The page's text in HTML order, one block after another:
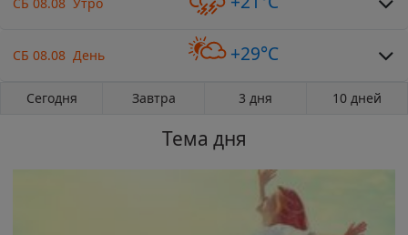
СБ 08.08 День +29°C
Сегодня Завтра 3 дня 10 дней
Тема дня